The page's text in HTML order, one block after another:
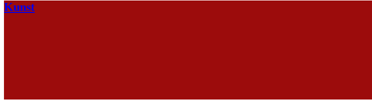
Kunst